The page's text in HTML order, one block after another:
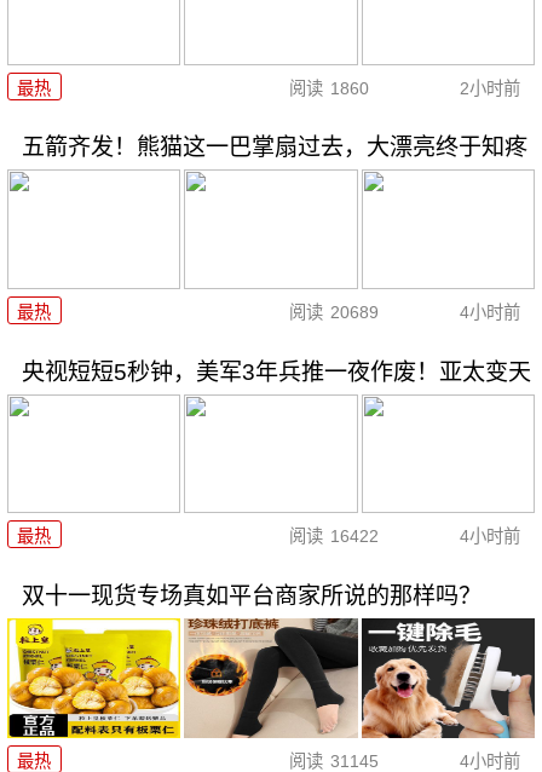
最热 阅读 1860 2小时前
五箭齐发！熊猫这一巴掌扇过去，大漂亮终于知疼
最热 阅读 20689 4小时前
央视短短5秒钟，美军3年兵推一夜作废！亚太变天
最热 阅读 16422 4小时前
双十一现货专场真如平台商家所说的那样吗？
最热 阅读 31145 4小时前